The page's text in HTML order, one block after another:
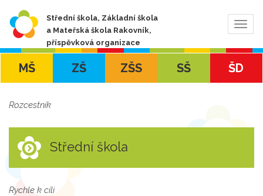
Střední škola, Základní škola
a Mateřská škola Rakovník,
příspěvková organizace
MŠ ZŠ ZŠS SŠ ŠD
Rozcestník
Střední škola
Rychle k cíli